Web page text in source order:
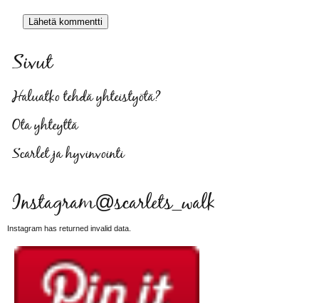
Sivut
Haluatko tehdä yhteistyötä?
Ota yhteyttä
Scarlet ja hyvinvointi
Instagram@scarlets_walk
Instagram has returned invalid data.